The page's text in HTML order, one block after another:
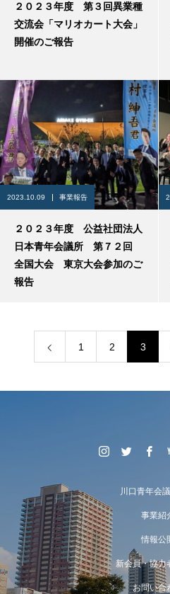
２０２３年度 第３回異業種
交流会「マリオカート大会」
開催のご報告
2023.10.09 事業報告
２０２３年度 公益社団法人
日本青年会議所 第７２回
全国大会 東京大会参加のご
報告
1 2 3
川口青年会
事業紹
情報公
新会員・協力
お問い合